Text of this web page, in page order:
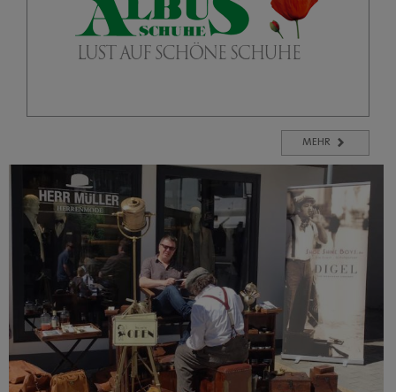
02261 / 7897990
info@albus-schuhe.de
www.albus-schuhe.de
MEHR